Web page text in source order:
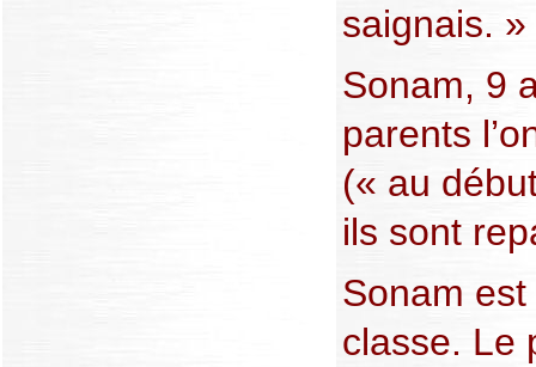
saignais. »
Sonam, 9
parents
(« au
ils sont
Sonam
classe. Le